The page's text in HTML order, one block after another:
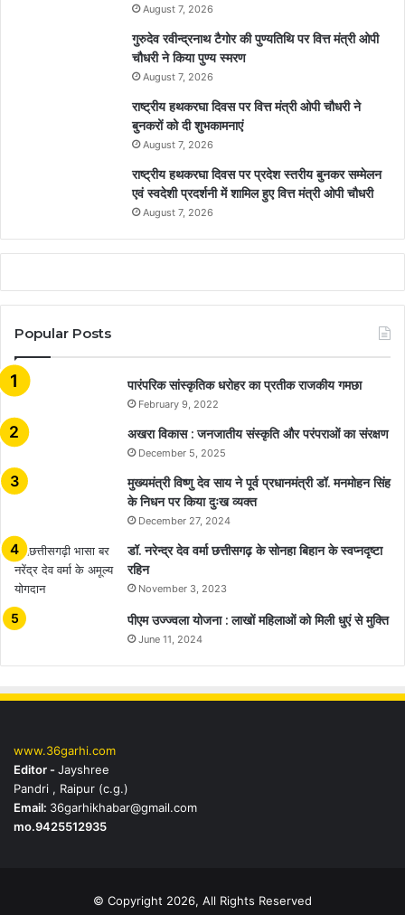
August 7, 2026
गुरुदेव रवीन्द्रनाथ टैगोर की पुण्यतिथि पर वित्त मंत्री ओपी
चौधरी ने किया पुण्य स्मरण
August 7, 2026
राष्ट्रीय हथकरघा दिवस पर वित्त मंत्री ओपी चौधरी ने
बुनकरों को दी शुभकामनाएं
August 7, 2026
राष्ट्रीय हथकरघा दिवस पर प्रदेश स्तरीय बुनकर सम्मेलन
एवं स्वदेशी प्रदर्शनी में शामिल हुए वित्त मंत्री ओपी चौधरी
August 7, 2026
Popular Posts
​​​​​​​पारंपरिक सांस्कृतिक धरोहर का प्रतीक राजकीय गमछा
February 9, 2022
अखरा विकास : जनजातीय संस्कृति और परंपराओं का संरक्षण
December 5, 2025
मुख्यमंत्री विष्णु देव साय ने पूर्व प्रधानमंत्री डॉ. मनमोहन सिंह
के निधन पर किया दुःख व्यक्त
December 27, 2024
डॉ. नरेन्द्र देव वर्मा छत्तीसगढ़ के सोनहा बिहान के स्वप्नदृष्टा
रहिन
November 3, 2023
पीएम उज्ज्वला योजना : लाखों महिलाओं को मिली धुएं से मुक्ति
June 11, 2024
www.36garhi.com
Editor -Jayshree
Pandri , Raipur (c.g.)
Email: 36garhikhabar@gmail.com
mo.9425512935
© Copyright 2026, All Rights Reserved